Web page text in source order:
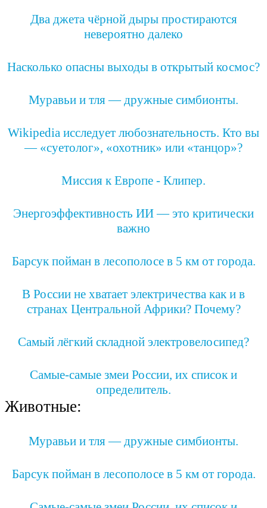
Два джета чёрной дыры простираются
невероятно далеко
Насколько опасны выходы в открытый космос?
Муравьи и тля — дружные симбионты.
Wikipedia исследует любознательность. Кто вы
— «суетолог», «охотник» или «танцор»?
Миссия к Европе - Клипер.
Энергоэффективность ИИ — это критически
важно
Барсук пойман в лесополосе в 5 км от города.
В России не хватает электричества как и в
странах Центральной Африки? Почему?
Самый лёгкий складной электровелосипед?
Самые-самые змеи России, их список и
определитель.
Животные:
Муравьи и тля — дружные симбионты.
Барсук пойман в лесополосе в 5 км от города.